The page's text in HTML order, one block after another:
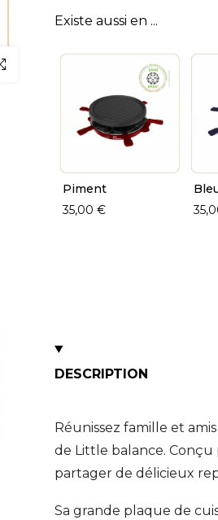
Existe aussi en ...
Piment
35,00 €
DESCRIPTION
Réunissez famille et
de Little balance.
partager de délicieux
Sa grande plaque de